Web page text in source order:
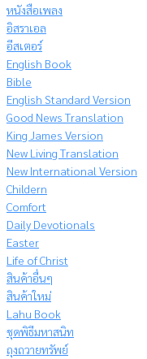
หนังสือเพลง
อิสราเอล
อีสเตอร์
English Book
Bible
English Standard Version
Good News Translation
King James Version
New Living Translation
New International Version
Childern
Comfort
Daily Devotionals
Easter
Life of Christ
สินค้าอื่นๆ
สินค้าใหม่
Lahu Book
ชุดพิธีมหาสนิท
ถุงถวายทรัพย์